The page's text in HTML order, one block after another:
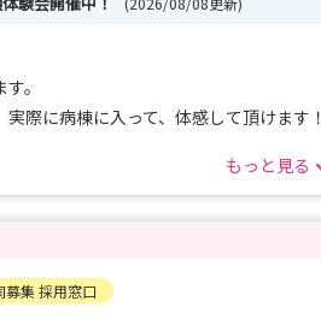
。
際に病棟に入って、体感して頂けます！
もっと見る
募集 採用窓口